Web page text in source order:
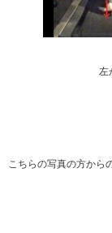
左
こちらの写真の方から